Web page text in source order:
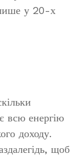
лише у 20-х
всю енергію
доходу.
щоб